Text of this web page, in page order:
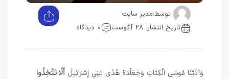
توسط:مدیر سایت
تاریخ انتشار: 28 آگوست
0 دیدگاه
وَآتَيْنَا مُوسَى الْكِتَابَ وَجَعَلْنَاهُ هُدًى لِبَنِي إِسْرَائِيلَ أَلَّا تَتَّخِذُوا